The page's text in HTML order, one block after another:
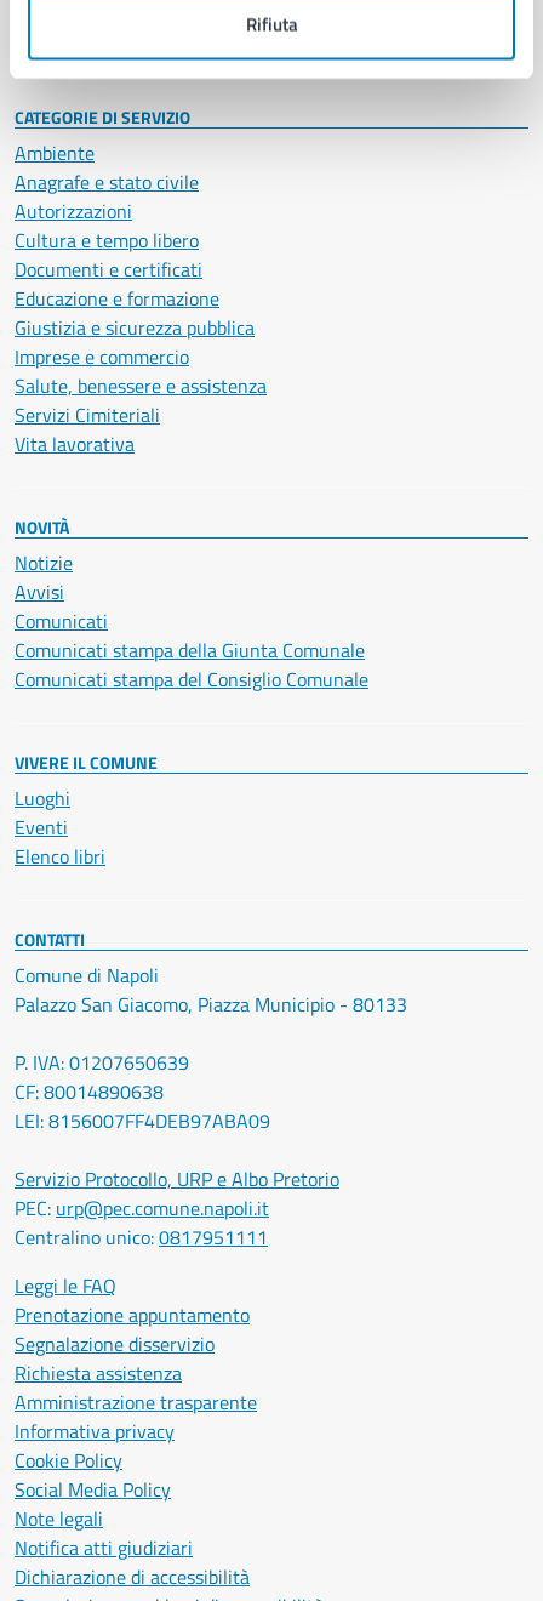
Rifiuta
Intranet, posta aziendale e protocollo
CATEGORIE DI SERVIZIO
Ambiente
Anagrafe e stato civile
Autorizzazioni
Cultura e tempo libero
Documenti e certificati
Educazione e formazione
Giustizia e sicurezza pubblica
Imprese e commercio
Salute, benessere e assistenza
Servizi Cimiteriali
Vita lavorativa
NOVITÀ
Notizie
Avvisi
Comunicati
Comunicati stampa della Giunta Comunale
Comunicati stampa del Consiglio Comunale
VIVERE IL COMUNE
Luoghi
Eventi
Elenco libri
CONTATTI
Comune di Napoli
Palazzo San Giacomo, Piazza Municipio - 80133
P. IVA: 01207650639
CF: 80014890638
LEI: 8156007FF4DEB97ABA09
Servizio Protocollo, URP e Albo Pretorio
PEC: urp@pec.comune.napoli.it
Centralino unico:0817951111
Leggi le FAQ
Prenotazione appuntamento
Segnalazione disservizio
Richiesta assistenza
Amministrazione trasparente
Informativa privacy
Cookie Policy
Social Media Policy
Note legali
Notifica atti giudiziari
Dichiarazione di accessibilità